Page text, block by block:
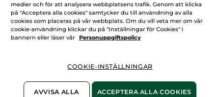
100%vegetabiliska
ingredienser
60 hektar
ekologiska odlingar
medier och för att analysera webbplatsens trafik. Genom att klicka
på "Acceptera alla cookies" samtycker du till användning av alla
cookies som placeras på vår webbplats. Om du vill veta mer om vår
cookie-användning klickar du på "Inställningar för Cookies" i
bannern eller läser vår
Personuppgiftspolicy
COOKIE-INSTÄLLNINGAR
AVVISA ALLA ACCEPTERA ALLA COOKIES